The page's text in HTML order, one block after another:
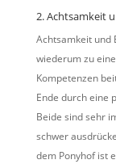
2. Achtsamkeit
Achtsamkeit und
wiederum zu
Kompetenzen
Ende durch eine
Beide sind sehr
schwer
dem Ponyhof ist